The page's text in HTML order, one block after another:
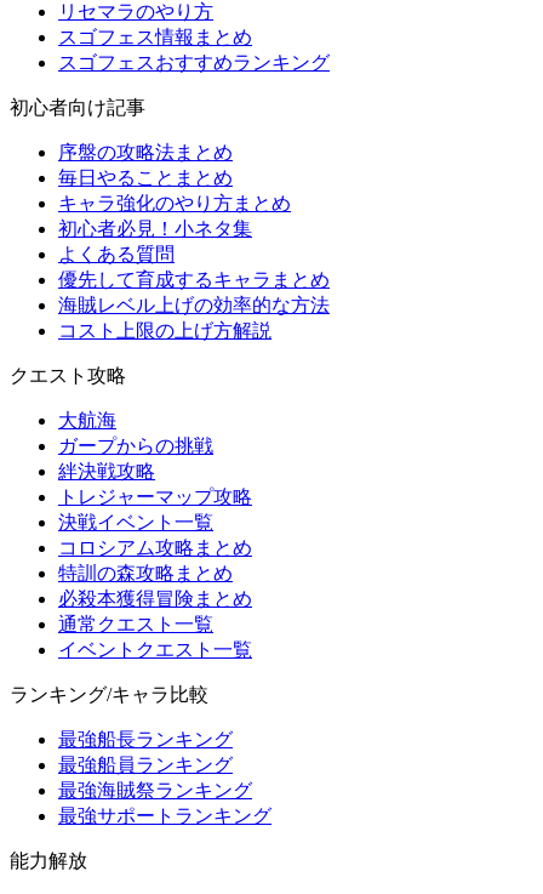
リセマラのやり方
スゴフェス情報まとめ
スゴフェスおすすめランキング
初心者向け記事
序盤の攻略法まとめ
毎日やることまとめ
キャラ強化のやり方まとめ
初心者必見！小ネタ集
よくある質問
優先して育成するキャラまとめ
海賊レベル上げの効率的な方法
コスト上限の上げ方解説
クエスト攻略
大航海
ガープからの挑戦
絆決戦攻略
トレジャーマップ攻略
決戦イベント一覧
コロシアム攻略まとめ
特訓の森攻略まとめ
必殺本獲得冒険まとめ
通常クエスト一覧
イベントクエスト一覧
ランキング/キャラ比較
最強船長ランキング
最強船員ランキング
最強海賊祭ランキング
最強サポートランキング
能力解放